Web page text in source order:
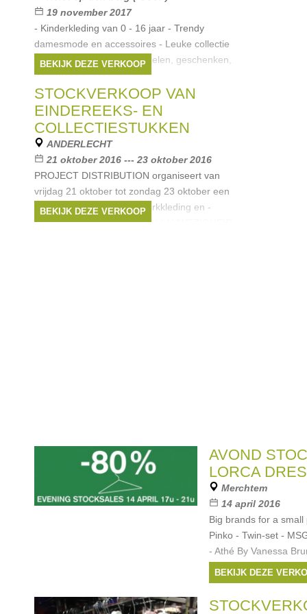
19 november 2017
- Kinderkleding van 0 - 16 jaar - Trendy
damesmode en accessoires - Leuke collectie
trendy stoffen - knutselartikelen, geschenken,
kerstdecoratie,...
Merken:Marc Aurel,Cakewalk,Pinko
Stones & Bones,Someone , ...
BEKIJK DEZE VERKOOP
STOCKVERKOOP VAN
EINDEREEKS- EN
COLLECTIESTUKKEN
ANDERLECHT
21 oktober 2016 --- 23 oktober 2016
PROJECT DISTRIBUTION organiseert van
vrijdag 21 oktober tot zondag 23 oktober een
grote stockverkoop van merkkleding en -
accessoires. BEVESTIG UW AANWEZIGHEID
BEKIJK DEZE VERKOOP
AVOND
LORCA
Merchtem
14 april 2016
Big brands for a
Pinko - Twin-set -
- Athé By Vanessa
- Bellerose - Joseph
Merken:Bellerose
Maison Scotch,
BEKIJK DEZE